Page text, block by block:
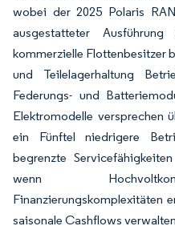
wobei der 2025 Polaris
ausgestatteter
kommerzielle Flottenbesitzer
und Teilelagerhaltung
Federungs- und
Elektromodelle versprechen
ein Fünftel niedrigere
begrenzte
wenn
Finanzierungskomplexitäten
saisonale Cashflows